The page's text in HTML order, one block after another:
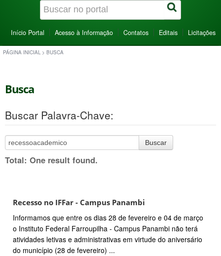
Início Portal Acesso à Informação Contatos Editais Licitações
PÁGINA INICIAL > BUSCA
Busca
Buscar Palavra-Chave:
Buscar
Total: One result found.
Recesso no IFFar - Campus Panambi
Informamos que entre os dias 28 de fevereiro e 04 de março
o Instituto Federal Farroupilha - Campus Panambi não terá
atividades letivas e administrativas em virtude do aniversário
do município (28 de fevereiro) ...